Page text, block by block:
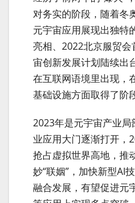
对务实的阶段，随着冬
元宇宙应用展现出独特
亮相、2022北京服贸
宙创新发展计划陆续
在互联网语境里出现，
基础设施方面取得了阶
2023年是元宇宙产业
业应用大门逐渐打开，
抢占虚拟世界高地，推
妙“联姻”，加快新型AI
融合发展，有望促进元